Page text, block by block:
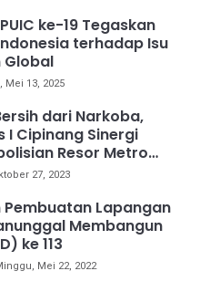
ke-19 Tegaskan
terhadap Isu
Global
Mei 13, 2025
dari Narkoba,
I Cipinang Sinergi
Resor Metro
27, 2023
Pembuatan Lapangan
Membangun
ke 113
Mei 22, 2022